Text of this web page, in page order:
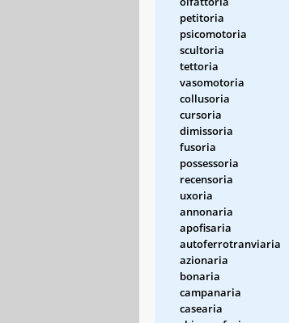
petitoria
psicomotoria
scultoria
tettoria
vasomotoria
collusoria
cursoria
dimissoria
fusoria
possessoria
recensoria
uxoria
annonaria
apofisaria
autoferrotranviaria
azionaria
bonaria
campanaria
casearia